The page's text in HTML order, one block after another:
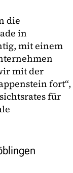
die
in
mit einem
mit der
fort“,
für